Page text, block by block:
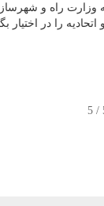
راه و
را در اختیار
/
5